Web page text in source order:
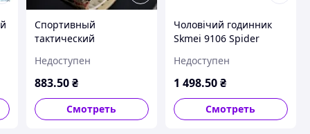
Спортивный
тактический
часы Skmei 1155 с
комбинированным
водостойкость
Недоступен
883.50 ₴
Смотреть
Чоловічий годинник
Skmei 9106 Spider
стрілками кварцовий
механізм 5 АТМ
Недоступен
1 498.50₴
Смотреть